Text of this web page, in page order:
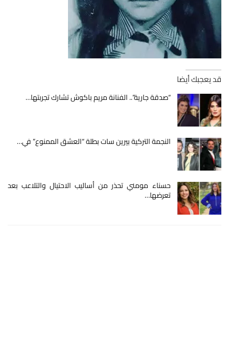
قد يعجبك أيضا
“صدقة جارية”.. الفنانة مريم باكوش تشارك تجربتها…
النجمة التركية بيرين سات بطلة “العشق الممنوع” في…
حسناء مومني تحذر من أساليب الاحتيال والتلاعب بعد
تعرضها…